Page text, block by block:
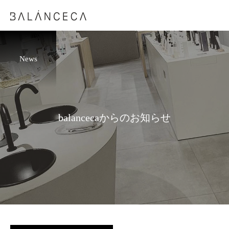
News
balancecaからのお知らせ